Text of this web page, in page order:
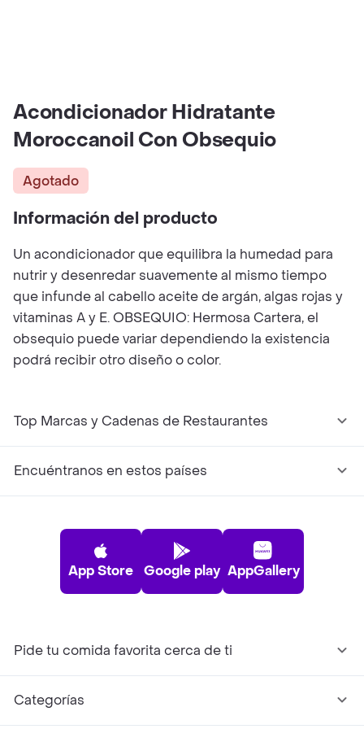
Acondicionador Hidratante
Moroccanoil Con Obsequio
Agotado
Información del producto
Un acondicionador que equilibra la humedad para
nutrir y desenredar suavemente al mismo tiempo
que infunde al cabello aceite de argán, algas rojas y
vitaminas A y E. OBSEQUIO: Hermosa Cartera, el
obsequio puede variar dependiendo la existencia
podrá recibir otro diseño o color.
Top Marcas y Cadenas de Restaurantes
Encuéntranos en estos países
App Store Google play AppGallery
Pide tu comida favorita cerca de ti
Categorías